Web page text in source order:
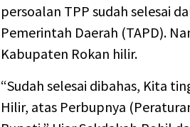
persoalan TPP sudah selesai
Pemerintah Daerah (TAPD).
Kabupaten Rokan hilir.
“Sudah selesai dibahas, Kita
Hilir, atas Perbupnya